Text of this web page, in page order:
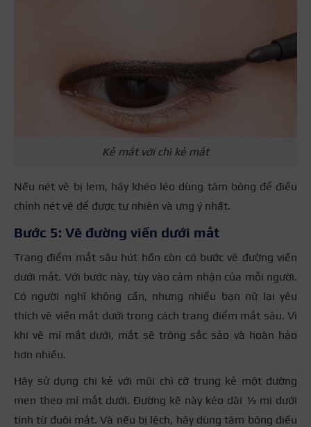
Kẻ mắt với chì kẻ mắt
Nếu nét vẽ bị lem, hãy khéo léo dùng tăm bông để điều
chỉnh nét vẽ để được tự nhiên và ưng ý nhất.
Bước 5: Vẽ đường viền dưới mắt
Trang điểm mắt sâu hút hồn còn có bước vẽ đường viền
dưới mắt. Với bước này, tùy vào cảm nhận của mỗi người.
Có người nghĩ không cần, nhưng nhiều bạn nữ lại yêu
thích vẽ viền mắt dưới trong cách trang điểm mắt sâu. Vì
khi vẽ mí mắt dưới, mắt sẽ trông sắc sảo và hoàn hảo
hơn nhiều.
Hãy sử dụng chi kẻ với mũi chì cỡ trung kẻ một đường
men theo mí mắt dưới. Đường kẽ này kéo dài ⅓ mi dưới
tính từ đuôi mắt.Và nếu bị lệch, hãy dùng tăm bông điều